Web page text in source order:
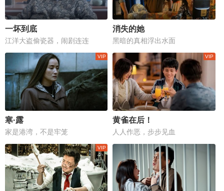
一坏到底
江洋大盗偷瓷器，闹剧连连
消失的她
黑暗的真相浮出水面
寒·露
家是港湾，不是牢笼
黄雀在后！
人人作恶，步步见血